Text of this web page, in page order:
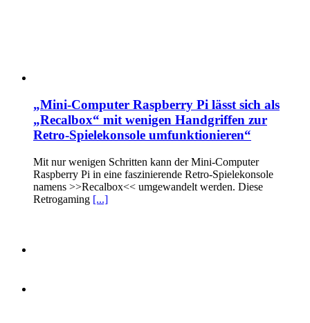
„Mini-Computer Raspberry Pi lässt sich als
„Recalbox“ mit wenigen Handgriffen zur
Retro-Spielekonsole umfunktionieren“
Mit nur wenigen Schritten kann der Mini-Computer
Raspberry Pi in eine faszinierende Retro-Spielekonsole
namens >>Recalbox<< umgewandelt werden. Diese
Retrogaming [...]